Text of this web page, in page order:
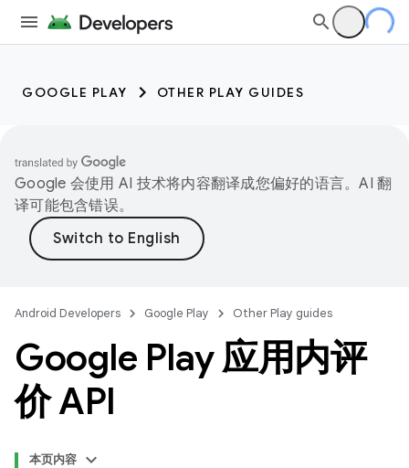
GOOGLE PLAY OTHER PLAY GUIDES
Google 会使用 AI 技术将内容翻译成您偏好的语言。AI 翻
译可能包含错误。
Android Developers Google Play Other Play guides
Google Play 应用内评
价 API
本页内容